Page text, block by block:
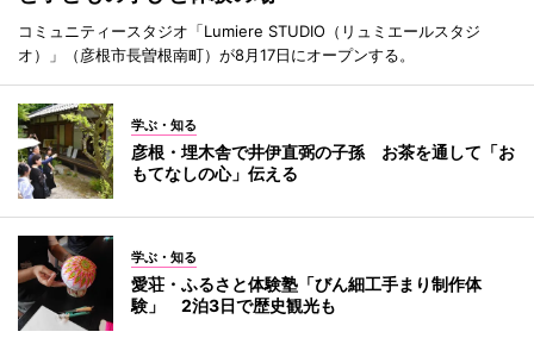
コミュニティースタジオ「Lumiere STUDIO（リュミエールスタジ
オ）」（彦根市長曽根南町）が8月17日にオープンする。
学ぶ・知る
彦根・埋木舎で井伊直弼の子孫 お茶を通して「お
もてなしの心」伝える
学ぶ・知る
愛荘・ふるさと体験塾「びん細工手まり制作体
験」 2泊3日で歴史観光も